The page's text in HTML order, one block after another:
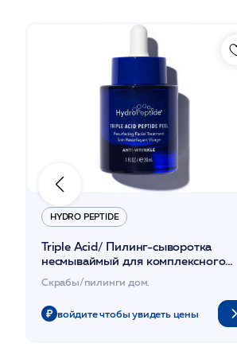
HYDRO PEPTIDE
Triple Acid/ Пилинг-сыворотка
несмываймый для комплексного
омоложения и защиты клеток 30мл
/HP*
Скрабы/пилинги дом.
войдите чтобы увидеть цены